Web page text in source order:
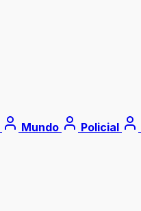
Mundo Policial